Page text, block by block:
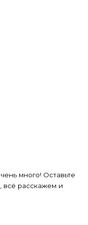
много! Оставьте
всё расскажем и